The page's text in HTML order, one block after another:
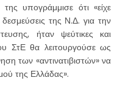
υπογράμμισε ότι «είχε
δεσμεύσεις της Ν.Δ. για την
ήταν ψεύτικες και
ΣτΕ θα λειτουργούσε ως
των «αντινατιβιστών» να
της Ελλάδας».